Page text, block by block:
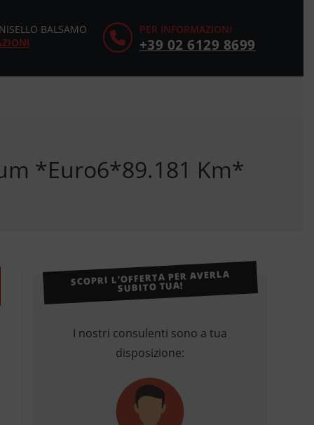
PER INFORMAZIONI
+39 02 6129 8699
BALSAMO
*Euro6*89.181 Km*
SCOPRI L’OFFERTA PER AVERLA
SUBITO TUA!
I nostri consulenti sono a tua
disposizione: